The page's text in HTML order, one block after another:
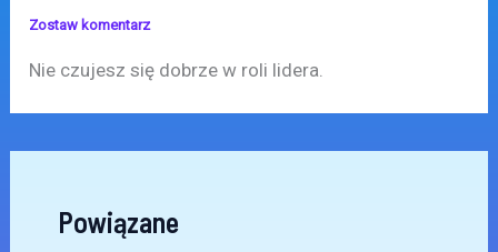
Zostaw komentarz
Nie czujesz się dobrze w roli lidera.
Powiązane